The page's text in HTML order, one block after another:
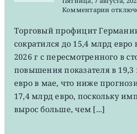
Комментариик
EWG:
экспорт
вырос
4-
летнего
Торговый профицит
сократился до 15,4 млрд евро
2026 г с пересмотренного в
повышения показателя в
евро в мае, что ниже
17,4 млрд евро, поскольку
вырос больше, чем [...]